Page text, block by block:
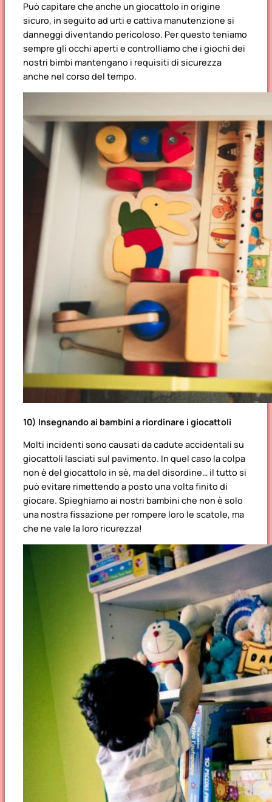
Può capitare che anche un giocattolo in origine
sicuro, in seguito ad urti e cattiva manutenzione si
danneggi diventando pericoloso. Per questo teniamo
sempre gli occhi aperti e controlliamo che i giochi dei
nostri bimbi mantengano i requisiti di sicurezza
anche nel corso del tempo.
10) Insegnando ai bambini a riordinare i giocattoli
Molti incidenti sono causati da cadute accidentali su
giocattoli lasciati sul pavimento. In quel caso la colpa
non è del giocattolo in sè, ma del disordine… il tutto si
può evitare rimettendo a posto una volta finito di
giocare. Spieghiamo ai nostri bambini che non è solo
una nostra fissazione per rompere loro le scatole, ma
che ne vale la loro ricurezza!